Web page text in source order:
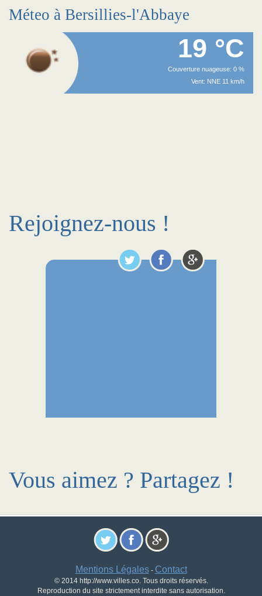
Méteo à Bersillies-l'Abbaye
19 °C
Couverture nuageuse: 0 %
Vent: NNE 11 km/h
Rejoignez-nous !
Vous aimez ? Partagez !
Mentions Légales- Contact
© 2014 http://www.villes.co. Tous droits réservés.
Reproduction du site strictement interdite sans autorisation.